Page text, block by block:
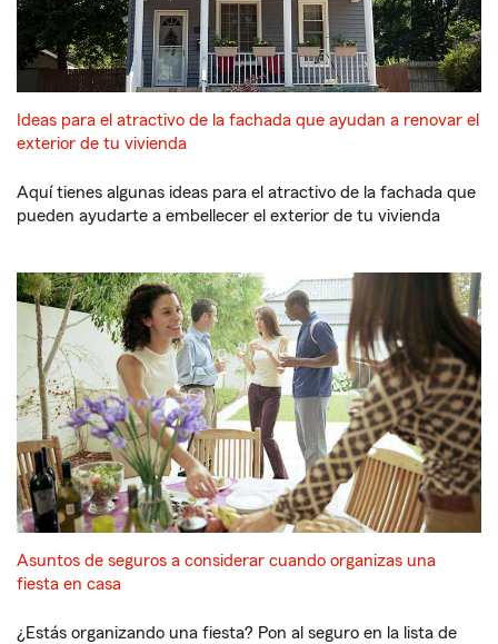
Ideas para el atractivo de la fachada que ayudan a renovar el
exterior de tu vivienda
Aquí tienes algunas ideas para el atractivo de la fachada que
pueden ayudarte a embellecer el exterior de tu vivienda
Asuntos de seguros a considerar cuando organizas una
fiesta en casa
¿Estás organizando una fiesta? Pon al seguro en la lista de